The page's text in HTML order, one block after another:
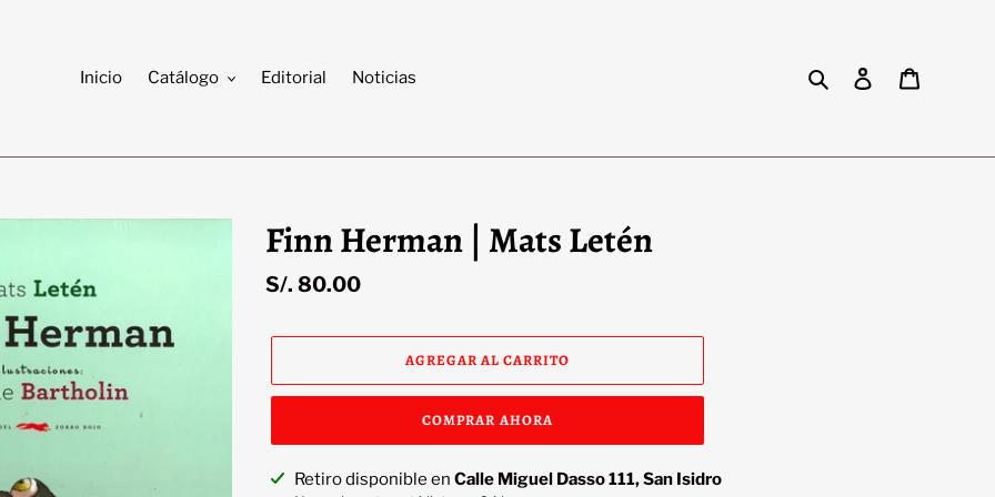
Inicio Catálogo Editorial Noticias Buscar Ingresar
Finn Herman | Mats Letén
Precio
S/. 80.00
AGREGAR AL CARRITO
COMPRAR AHORA
Agregando
Retiro disponible en Calle Miguel Dasso 111, San Isidro